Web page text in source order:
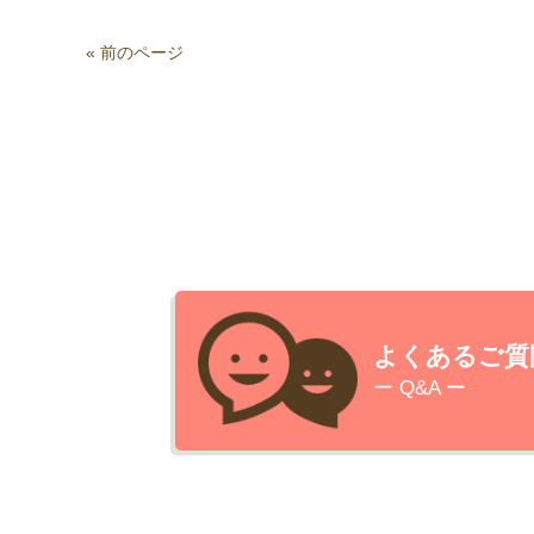
« 前のページ
よくあるご質
ー Q&A ー